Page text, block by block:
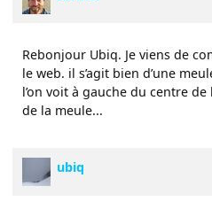
Rebonjour Ubiq. Je viens de
le web. il s’agit bien d’une
l’on voit à gauche du centre
de la meule...
ubiq